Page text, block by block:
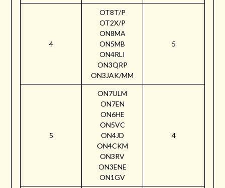
4
OT8T/P
OT2X/P
ON8MA
ON5MB
ON4RLI
ON3QRP
ON3JAK/MM
5
5
ON7ULM
ON7EN
ON6HE
ON5VC
ON4JD
ON4CKM
ON3RV
ON3ENE
ON1GV
4